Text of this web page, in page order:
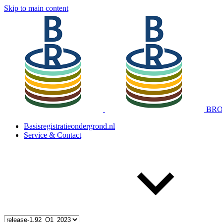
Skip to main content
Basisregistratieondergrond.nl
Service & Contact